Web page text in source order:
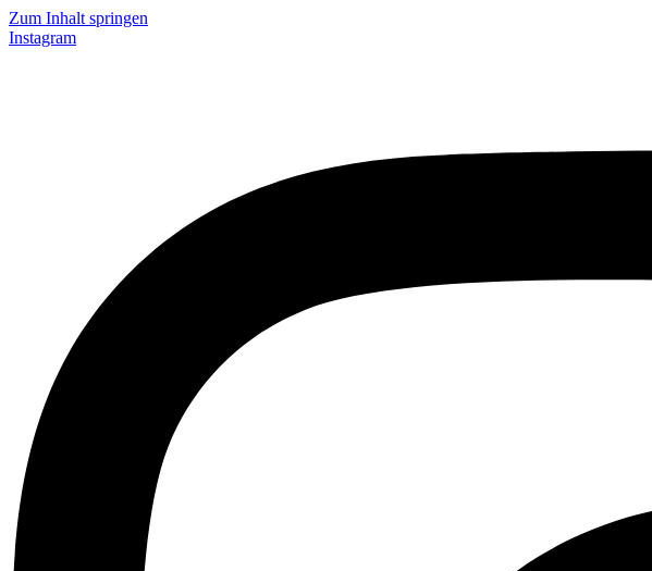
Zum Inhalt springen
Instagram